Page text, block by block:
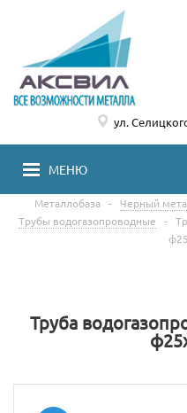
МЕНЮ
ул.
Металлобаза - Черный
Трубы водогазопроводные
-
Труба